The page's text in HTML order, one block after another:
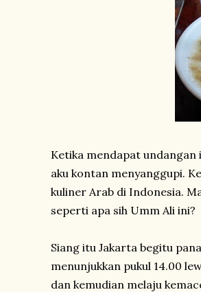
Ketika mendapat
aku kontan menyanggupi.
kuliner Arab di Indonesia.
seperti apa sih Umm Ali ini?
Siang itu Jakarta begitu
menunjukkan pukul 14.00
dan kemudian melaju